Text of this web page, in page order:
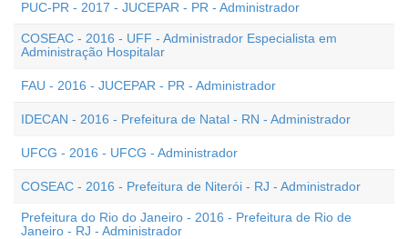
PUC-PR - 2017 - JUCEPAR - PR - Administrador
COSEAC - 2016 - UFF - Administrador Especialista em
Administração Hospitalar
FAU - 2016 - JUCEPAR - PR - Administrador
IDECAN - 2016 - Prefeitura de Natal - RN - Administrador
UFCG - 2016 - UFCG - Administrador
COSEAC - 2016 - Prefeitura de Niterói - RJ - Administrador
Prefeitura do Rio do Janeiro - 2016 - Prefeitura de Rio de
Janeiro - RJ - Administrador